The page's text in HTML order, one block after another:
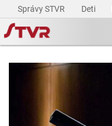
Správy STVR Deti